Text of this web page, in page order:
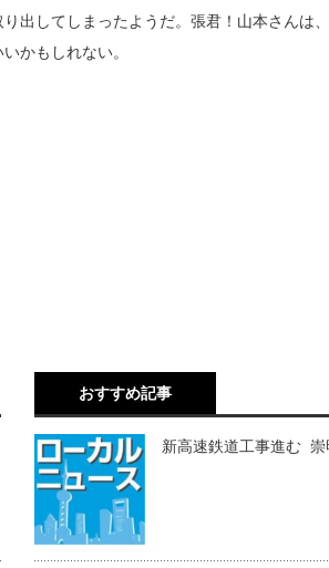
出してしまったようだ。張君！山本さんは
かもしれない。
おすすめ記事
新高速鉄道工事進む